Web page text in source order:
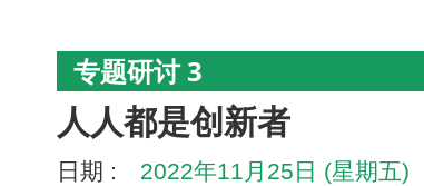
专题研讨 3
人人都是创新者
日期 :
2022年11月25日 (星期五)